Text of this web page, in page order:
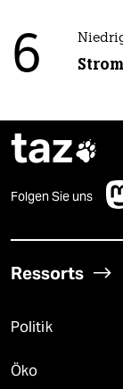
6
taz
Folgen Sie uns
Ressorts
Politik
Öko